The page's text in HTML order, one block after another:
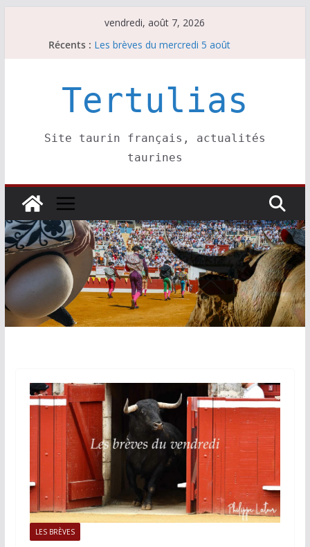
vendredi, août 7, 2026
Récents : Les brèves du mercredi 5 août
Escalafón 2026 – novilleros –
Les brèves du jeudi 6 août
Tertulias
Site taurin français, actualités
taurines
LES BRÈVES